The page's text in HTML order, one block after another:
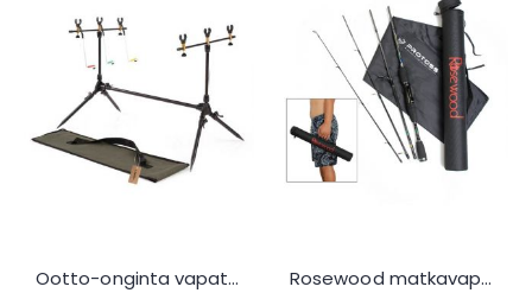
Ootto-onginta vapateline kolmelle vavalle Rosewood matkavapa avokelalle 1.98m